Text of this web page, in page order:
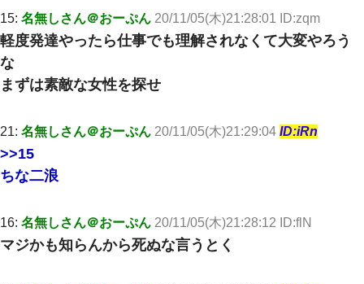
デパートの外商『私さんだと名乗る女が、ツケで宝石を買おうと
していて…』私「！？」→ 翌日。ママ友たちの様子が微妙におか
しくなり・・・
「…」A「夫を一発殴らせてほしい」裁判官「どうぞ」
私「まとめ買いして冷凍ストックしてる」Ａ「ずるい！クレク
レ！」私「なんでよ」Ａ「ケーチ！バーカ！」→ 後日、Ａ旦那が
凸してきた
旦那が長男のDNA鑑定をしたら血縁関係0%だった。旦那「やっぱ
りウワキしてたんだな…」長男「俺は誰の子供なの？」長女・次
男「ウワキ女！」
15: 名無しさん＠おーぷん 20/11/05(木)21:28:01 ID:zqm
軽度発達やったら仕事でも理解されなくて大変やろう
な
まずは素敵な女性を探せ
21: 名無しさん＠おーぷん 20/11/05(木)21:29:04 ID:iRn
>>15
ちな二浪
16: 名無しさん＠おーぷん 20/11/05(木)21:28:12 ID:flN
マジかも知らんから死ぬな言うとく